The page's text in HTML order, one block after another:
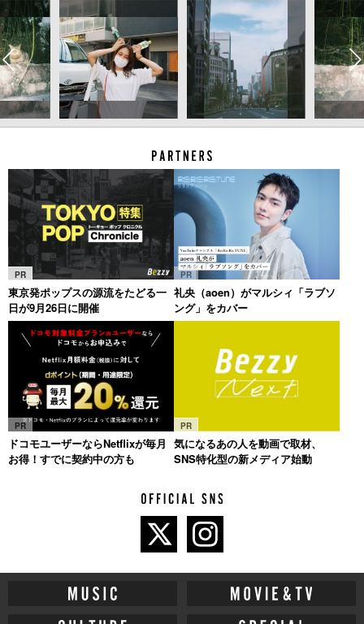
PR
東京発ポップスの源流をたどる一
日が9月26日に開催
PR
礼央（aoen）がマルシィ「ラブソ
ング」をカバー
PR
ドコモユーザーならNetflixが毎月
お得！すでに契約中の方も
PR
気になるあの人を動画で取材、
SNS特化型の新メディア始動